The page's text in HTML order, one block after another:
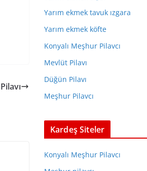
Yarım ekmek tavuk ızgara
Yarım ekmek köfte
Konyalı Meşhur Pilavcı
Mevlüt Pilavı
Düğün Pilavı
Meşhur Pilavcı
Kardeş Siteler
Konyalı Meşhur Pilavcı